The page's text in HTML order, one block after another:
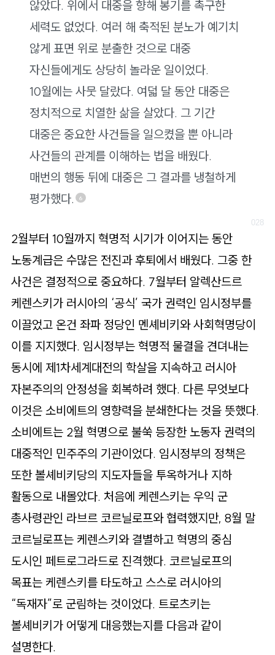
않았다. 위에서 대중을 향해 봉기를 촉구한
세력도 없었다. 여러 해 축적된 분노가 예기치
않게 표면 위로 분출한 것으로 대중
자신들에게도 상당히 놀라운 일이었다.
10월에는 사뭇 달랐다. 여덟 달 동안 대중은
정치적으로 치열한 삶을 살았다. 그 기간
대중은 중요한 사건들을 일으켰을 뿐 아니라
사건들의 관계를 이해하는 법을 배웠다.
매번의 행동 뒤에 대중은 그 결과를 냉철하게
평가했다.
6
2월부터 10월까지 혁명적 시기가 이어지는 동안
노동계급은 수많은 전진과 후퇴에서 배웠다. 그중 한
사건은 결정적으로 중요하다. 7월부터 알렉산드르
케렌스키가 러시아의 ‘공식’ 국가 권력인 임시정부를
이끌었고 온건 좌파 정당인 멘셰비키와 사회혁명당이
이를 지지했다. 임시정부는 혁명적 물결을 견뎌내는
동시에 제1차세계대전의 학살을 지속하고 러시아
자본주의의 안정성을 회복하려 했다. 다른 무엇보다
이것은 소비에트의 영향력을 분쇄한다는 것을 뜻했다.
소비에트는 2월 혁명으로 불쑥 등장한 노동자 권력의
대중적인 민주주의 기관이었다. 임시정부의 정책은
또한 볼셰비키당의 지도자들을 투옥하거나 지하
활동으로 내몰았다. 처음에 케렌스키는 우익 군
총사령관인 라브르 코르닐로프와 협력했지만, 8월 말
코르닐로프는 케렌스키와 결별하고 혁명의 중심
도시인 페트로그라드로 진격했다. 코르닐로프의
목표는 케렌스키를 타도하고 스스로 러시아의
“독재자”로 군림하는 것이었다. 트로츠키는
볼셰비키가 어떻게 대응했는지를 다음과 같이
설명한다.